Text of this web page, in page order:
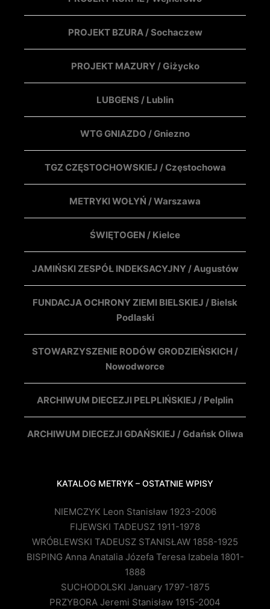
PROJEKT BZURA / Sochaczew
PROJEKT MAZURY / Giżycko
LUBGENS / Lublin
WTG GNIAZDO / Gniezno
TGZ CZĘSTOCHOWSKIEJ / Częstochowa
METRYKI WOŁYŃ / Warszawa
ŚWIĘTOGEN / Kielce
JAMIŃSKI ZESPÓŁ INDEKSACYJNY / Augustów
FUNDACJA OCHRONY ZIEMI BIELSKIEJ / Bielsk
Podlaski
STOWARZYSZENIE RODÓW GRODZIEŃSKICH /
Nowodworce
ARCHIWUM DIECEZJI PELPLIŃSKIEJ / Pelplin
ARCHIWUM DIECEZJI GDAŃSKIEJ / Gdańsk Oliwa
KATALOG METRYK – OSTATNIE WPISY
NIEMCZYK Leon Stanisław 1923-2006
FIJEWSKI TADEUSZ 1911-1978
WRÓBLEWSKI TADEUSZ STANISŁAW 1858-1925
BISPING Anna Anatalia Józefa Teresa Izabela 1801-
1888
SUCHODOLSKI January 1797-1875
PRZYBORA Jeremi Stanisław 1915-2004